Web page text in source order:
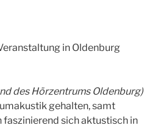
in Oldenburg
des Hörzentrums Oldenburg)
gehalten, samt
sich aktustisch in